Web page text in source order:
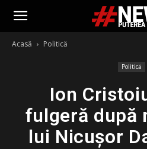
Acasă Politică
Politică
Ion
fulgeră după
lui Nicușor